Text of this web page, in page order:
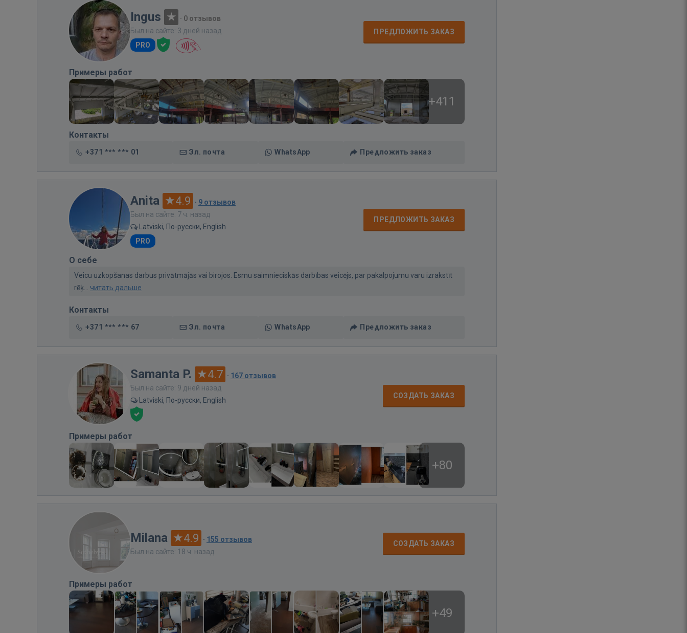
Ingus · 0 отзывов
Был на сайте: 3 дней назад
PRO
ПРЕДЛОЖИТЬ ЗАКАЗ
Примеры работ
+411
Контакты
+371 *** *** 01 Эл. почта WhatsApp Предложить заказ
Anita 4.9 · 9 отзывов
Был на сайте: 7 ч. назад
Latviski, По-русски, English
PRO
ПРЕДЛОЖИТЬ ЗАКАЗ
О себе
Veicu uzkopšanas darbus privātmājās vai birojos. Esmu saimnieciskās darbības veicējs, par pakalpojumu varu izrakstīt
rēķ... читать дальше
Контакты
+371 *** *** 67 Эл. почта WhatsApp Предложить заказ
Samanta P. 4.7 · 167 отзывов
Был на сайте: 9 дней назад
Latviski, По-русски, English
СОЗДАТЬ ЗАКАЗ
Примеры работ
+80
Milana 4.9 · 155 отзывов
Был на сайте: 18 ч. назад
СОЗДАТЬ ЗАКАЗ
Примеры работ
+49